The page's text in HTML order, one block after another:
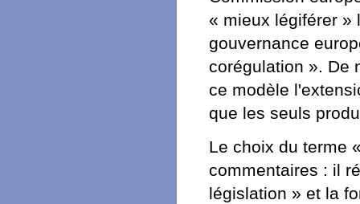
« mieux légiférer »
gouvernance
corégulation ». De
ce modèle
que les seuls
Le choix du terme
commentaires : il
législation » et la